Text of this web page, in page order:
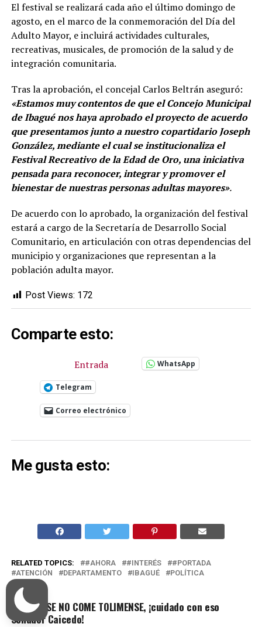
El festival se realizará cada año el último domingo de
agosto, en el marco de la conmemoración del Día del
Adulto Mayor, e incluirá actividades culturales,
recreativas, musicales, de promoción de la salud y de
integración comunitaria.
Tras la aprobación, el concejal Carlos Beltrán aseguró:
«Estamos muy contentos de que el Concejo Municipal
de Ibagué nos haya aprobado el proyecto de acuerdo
que presentamos junto a nuestro copartidario Joseph
González, mediante el cual se institucionaliza el
Festival Recreativo de la Edad de Oro, una iniciativa
pensada para reconocer, integrar y promover el
bienestar de nuestras personas adultas mayores».
De acuerdo con lo aprobado, la organización del festival
estará a cargo de la Secretaría de Desarrollo Social
Comunitario, en articulación con otras dependencias del
municipio y organizaciones que representan a la
población adulta mayor.
Post Views: 172
Comparte esto:
Entrada WhatsApp
Telegram
Correo electrónico
Me gusta esto:
RELATED TOPICS: #AHORA #INTERÉS
#PORTADA
ATENCIÓN
DEPARTAMENTO IBAGUÉ POLÍTICA
UP NEXT
TOLIMENSE NO COME TOLIMENSE, ¡cuidado con eso
Senador Caicedo!